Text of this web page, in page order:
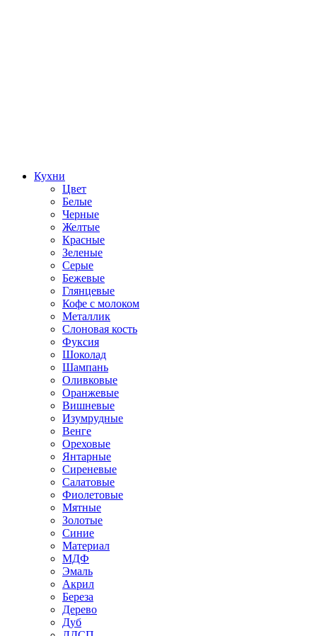
Кухни
Цвет
Белые
Черные
Желтые
Красные
Зеленые
Серые
Бежевые
Глянцевые
Кофе с молоком
Металлик
Слоновая кость
Фуксия
Шоколад
Шампань
Оливковые
Оранжевые
Вишневые
Изумрудные
Венге
Ореховые
Янтарные
Сиреневые
Салатовые
Фиолетовые
Мятные
Золотые
Синие
Материал
МДФ
Эмаль
Акрил
Береза
Дерево
Дуб